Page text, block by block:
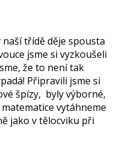
třídě děje spousta
jsme si vyzkoušeli
že to není tak
Připravili jsme si
špízy, byly výborné,
vytáhneme
jako v tělocviku při